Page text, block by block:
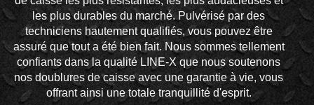
les plus durables du marché. Pulvérisé par des
techniciens hautement qualifiés, vous pouvez être
assuré que tout a été bien fait. Nous sommes tellement
confiants dans la qualité LINE-X que nous soutenons
nos doublures de caisse avec une garantie à vie, vous
offrant ainsi une totale tranquillité d'esprit.